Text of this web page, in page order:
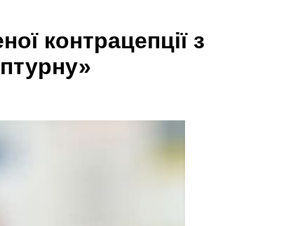
контрацепції з